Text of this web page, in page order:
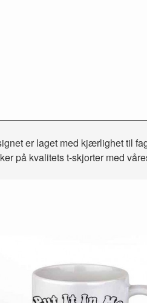
er laget med kjærlighet til
på kvalitets t-skjorter med